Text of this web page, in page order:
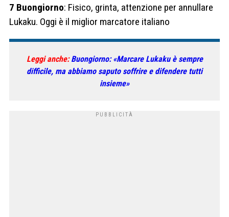
7 Buongiorno: Fisico, grinta, attenzione per annullare
Lukaku. Oggi è il miglior marcatore italiano
Leggi anche: Buongiorno: «Marcare Lukaku è sempre
difficile, ma abbiamo saputo soffrire e difendere tutti
insieme»